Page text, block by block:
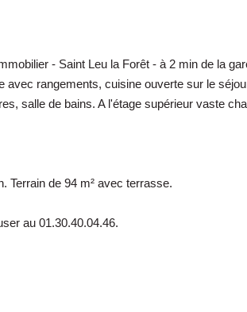
- Saint Leu la Forêt - à 2 min de la
rangements, cuisine ouverte sur le
salle de bains. A l'étage supérieur vaste
Terrain de 94 m² avec terrasse.
au 01.30.40.04.46.